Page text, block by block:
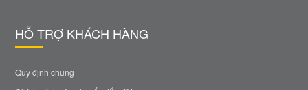
HỖ TRỢ KHÁCH HÀNG
Quy định chung